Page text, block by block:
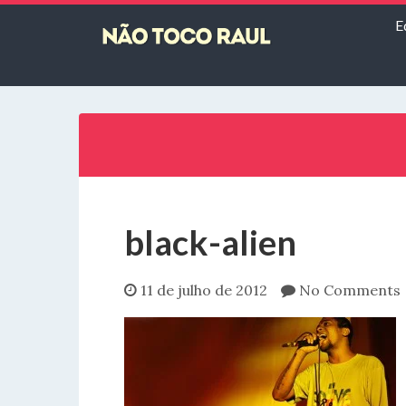
black-alien
11 de julho de 2012 No Comments